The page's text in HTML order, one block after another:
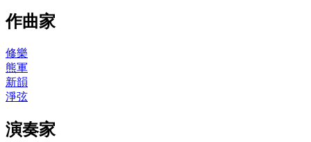
作曲家
修樂
熊軍
新韻
淨弦
演奏家